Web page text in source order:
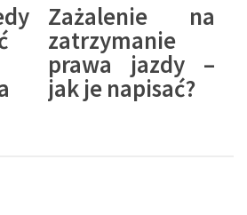
Zażalenie na
zatrzymanie
prawa jazdy –
jak je napisać?